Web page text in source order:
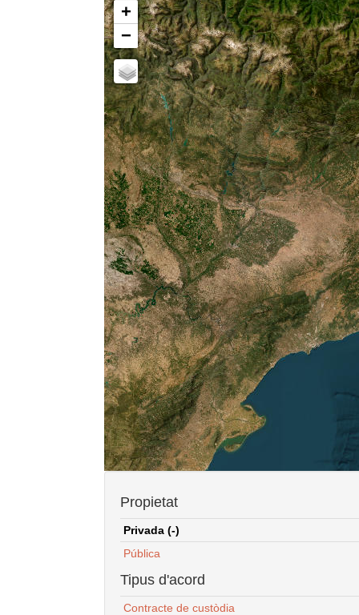
+
−
Propietat
Privada (-)
Pública
Tipus d'acord
Contracte de custòdia